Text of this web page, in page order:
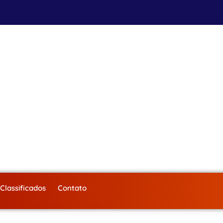
Classificados Contato